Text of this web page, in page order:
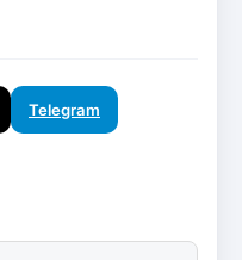
Telegram